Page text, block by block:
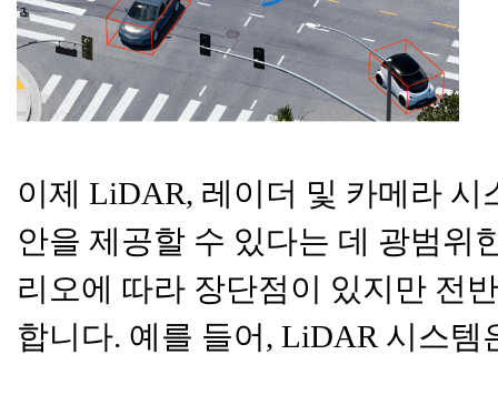
이제 LiDAR, 레이더 및 카메라
안을 제공할 수 있다는 데 광범위
리오에 따라 장단점이 있지만 전
합니다. 예를 들어, LiDAR 시스